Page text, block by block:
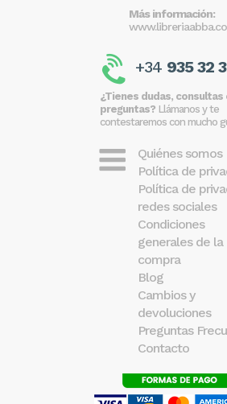
Más información:
+34 935 32
¿Tienes dudas, consultas
preguntas? Llámanos y te
contestaremos con mucho
Quiénes somos
Política de
Política de
redes sociales
Condiciones
generales de la
compra
Blog
Cambios y
devoluciones
Preguntas
Contacto